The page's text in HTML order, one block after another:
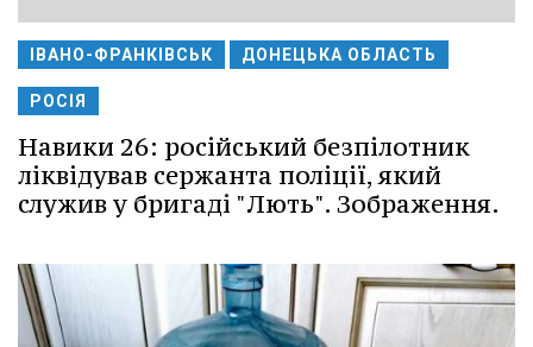
ІВАНО-ФРАНКІВСЬК ДОНЕЦЬКА ОБЛАСТЬ
РОСІЯ
Навики 26: російський безпілотник
ліквідував сержанта поліції, який
служив у бригаді "Лють". Зображення.